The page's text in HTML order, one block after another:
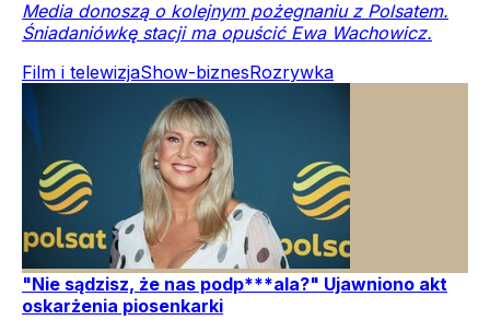
Media donoszą o kolejnym pożegnaniu z Polsatem.
Śniadaniówkę stacji ma opuścić Ewa Wachowicz.
Film i telewizjaShow-biznesRozrywka
"Nie sądzisz, że nas podp***ala?" Ujawniono akt
oskarżenia piosenkarki